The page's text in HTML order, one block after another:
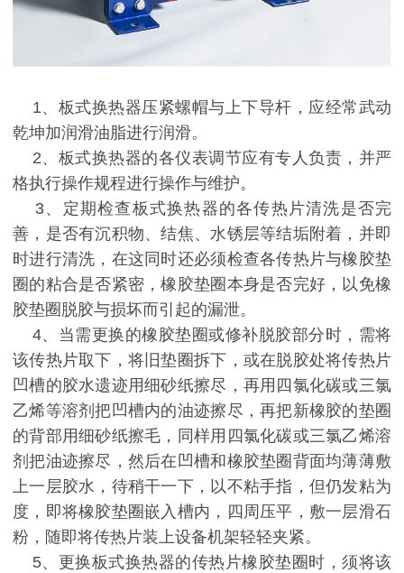
1、板式换热器压紧螺帽与上下导杆，应经常武动
乾坤加润滑油脂进行润滑。
2、板式换热器的各仪表调节应有专人负责，并严
格执行操作规程进行操作与维护。
3、定期检查板式换热器的各传热片清洗是否完
善，是否有沉积物、结焦、水锈层等结垢附着，并即
时进行清洗，在这同时还必须检查各传热片与橡胶垫
圈的粘合是否紧密，橡胶垫圈本身是否完好，以免橡
胶垫圈脱胶与损坏而引起的漏泄。
4、当需更换的橡胶垫圈或修补脱胶部分时，需将
该传热片取下，将旧垫圈拆下，或在脱胶处将传热片
凹槽的胶水遗迹用细砂纸擦尽，再用四氯化碳或三氯
乙烯等溶剂把凹槽内的油迹擦尽，再把新橡胶的垫圈
的背部用细砂纸擦毛，同样用四氯化碳或三氯乙烯溶
剂把油迹擦尽，然后在凹槽和橡胶垫圈背面均薄薄敷
上一层胶水，待稍干一下，以不粘手指，但仍发粘为
度，即将橡胶垫圈嵌入槽内，四周压平，敷一层滑石
粉，随即将传热片装上设备机架轻轻夹紧。
5、更换板式换热器的传热片橡胶垫圈时，须将该